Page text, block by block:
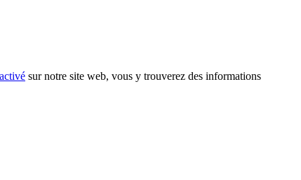
sur notre site web, vous y trouverez des informations